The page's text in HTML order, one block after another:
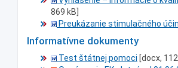
869 kB]
Preukázanie stimulačného
Informatívne dokumenty
Test štátnej pomoci [docx, 112